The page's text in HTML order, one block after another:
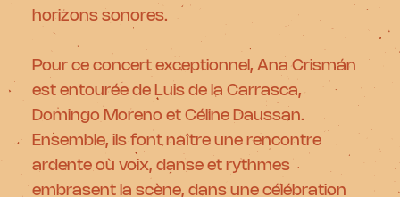
horizons sonores.
Pour ce concert exceptionnel, Ana Crismán
est entourée de Luis de la Carrasca,
Domingo Moreno et Céline Daussan.
Ensemble, ils font naître une rencontre
ardente où voix, danse et rythmes
embrasent la scène, dans une célébration